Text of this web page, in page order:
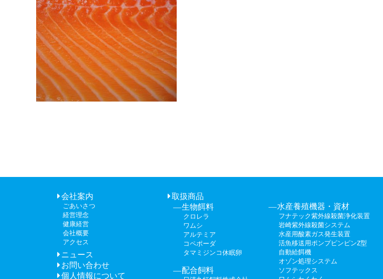
会社案内
ごあいさつ
経営理念
健康経営
会社概要
アクセス
ニュース
お問い合わせ
個人情報について
取扱商品
生物餌料
クロレラ
ワムシ
アルテミア
コペポーダ
タマミジンコ休眠卵
配合飼料
水産養殖機器・資材
フナテック紫外線殺菌浄化装置
岩崎紫外線殺菌システム
水産用酸素ガス発生装置
活魚移送用ポンプピンピンZ型
自動給餌機
オゾン処理システム
ソフテックス